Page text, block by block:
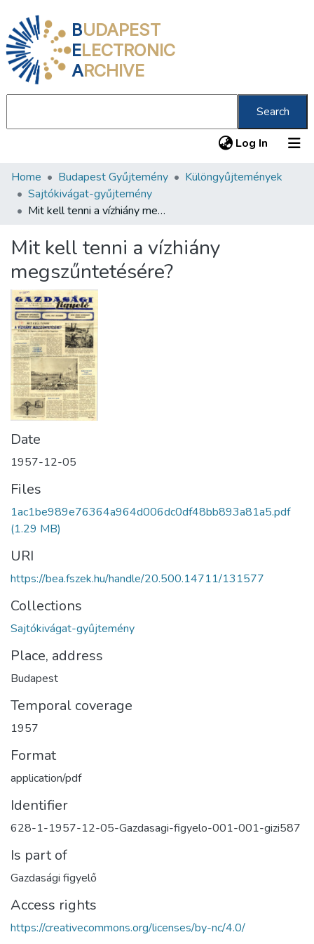
BUDAPEST
ELECTRONIC
ARCHIVE
Search
Log In (current)
Communities & Collections
All of DSpace
Home Budapest Gyűjtemény
Különgyűjtemények
Sajtókivágat-gyűjtemény
Mit kell tenni a vízhiány megszűntetésére?
Mit kell tenni a vízhiány
megszűntetésére?
Date
1957-12-05
Files
1ac1be989e76364a964d006dc0df48bb893a81a5.pdf
(1.29 MB)
URI
https://bea.fszek.hu/handle/20.500.14711/131577
Collections
Sajtókivágat-gyűjtemény
Place, address
Budapest
Temporal coverage
1957
Format
application/pdf
Identifier
628-1-1957-12-05-Gazdasagi-figyelo-001-001-gizi587
Is part of
Gazdasági figyelő
Access rights
https://creativecommons.org/licenses/by-nc/4.0/